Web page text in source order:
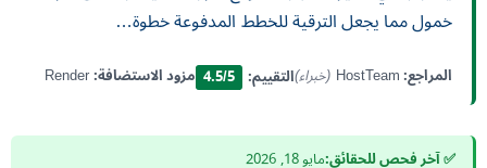
خمول مما يجعل الترقية للخطط المدفوعة خطوة…
المراجع: (خبراء)التقييم: 4.5/5 مزود الاستضافة:
✅ آخر فحص للحقائق:مايو 18, 2026